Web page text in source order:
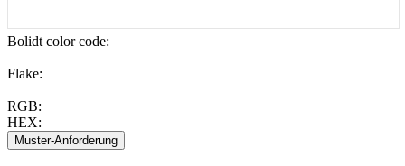
Bolidt color code:
Flake:
RGB:
HEX: